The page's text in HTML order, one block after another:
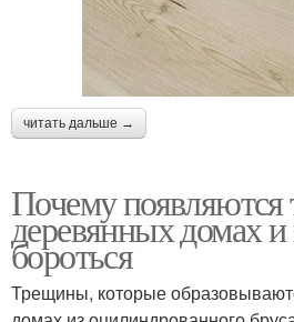
читать дальше →
Почему
деревянных домах
бороться
Трещины, которые